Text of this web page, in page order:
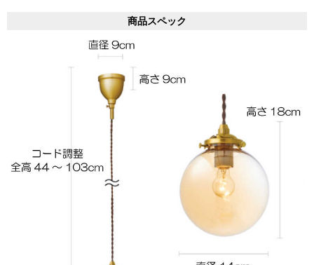
商品スペック